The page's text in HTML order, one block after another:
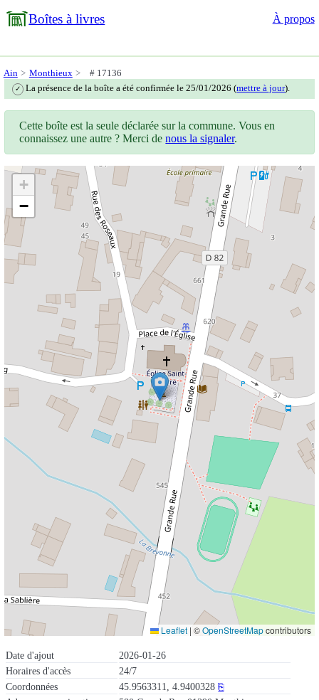
Boîtes à livres À propos
Ain Monthieux # 17136
✓ La présence de la boîte a été confirmée le 25/01/2026 (mettre à jour).
Date d'ajout
2026-01-26
Horaires d'accès
24/7
Coordonnées
45.9563311, 4.9400328 ⎘
Cette boîte est la seule déclarée sur la commune. Vous en
connaissez une autre ? Merci denous la signaler.
+
−
Leaflet | ©OpenStreetMapcontributors